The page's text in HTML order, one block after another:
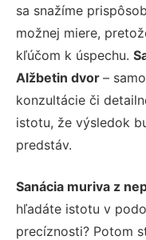
sa snažíme
možnej miere,
kľúčom k úspechu.
Alžbetin dvor –
konzultácie či
istotu, že výsledok
predstáv.
Sanácia muriva z
hľadáte istotu v
precíznosti? Potom